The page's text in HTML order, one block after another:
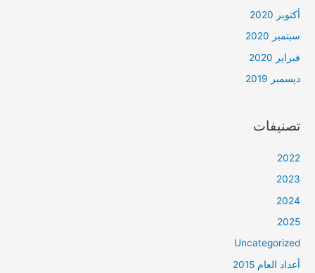
أكتوبر 2020
سبتمبر 2020
فبراير 2020
ديسمبر 2019
تصنيفات
2022
2023
2024
2025
Uncategorized
أعداد العام 2015